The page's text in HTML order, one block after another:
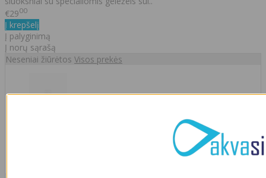
€2900
Į krepšelį
Į palyginimą
Į norų sąrašą
Neseniai žiūrėtos Visos prekės
Aktyvuotos presuotos anglies elementas (kasetė) FCCBL10